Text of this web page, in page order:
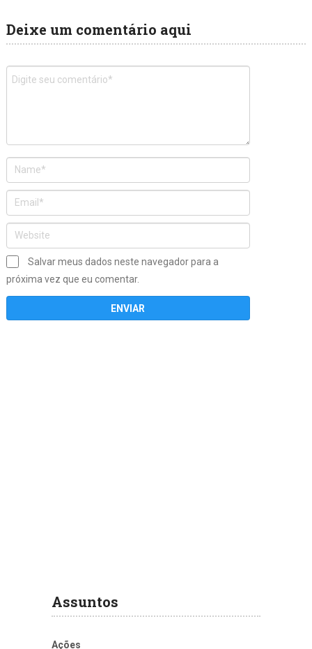
Deixe um comentário aqui
Salvar meus dados neste navegador para a
próxima vez que eu comentar.
Assuntos
Ações